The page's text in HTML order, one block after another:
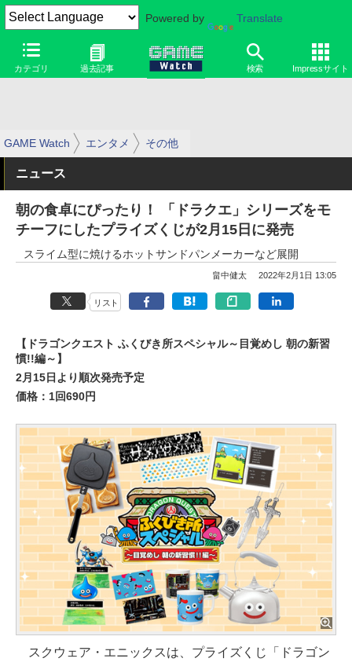
Powered by Translate
カテゴリ 過去記事 検索 Impressサイト
GAME Watch エンタメ その他
ニュース
朝の食卓にぴったり！ 「ドラクエ」シリーズをモ
チーフにしたプライズくじが2月15日に発売
スライム型に焼けるホットサンドパンメーカーなど展開
畠中健太 2022年2月1日 13:05
リスト
【ドラゴンクエスト ふくびき所スペシャル～目覚めし 朝の新習
慣!!編～】
2月15日より順次発売予定
価格：1回690円
スクウェア・エニックスは、プライズくじ「ドラゴン